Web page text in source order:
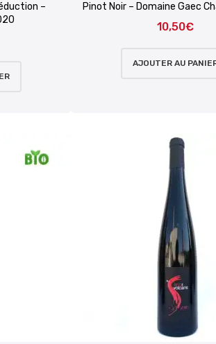
–
Pinot Noir – Domaine Gaec
10,50€
AJOUTER AU